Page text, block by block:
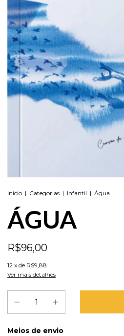
Início | Categorias | Infantil | Água
ÁGUA
R$96,00
12 x de R$9,88
Ver mais detalhes
Entregas para o CEP:
Meios de envio